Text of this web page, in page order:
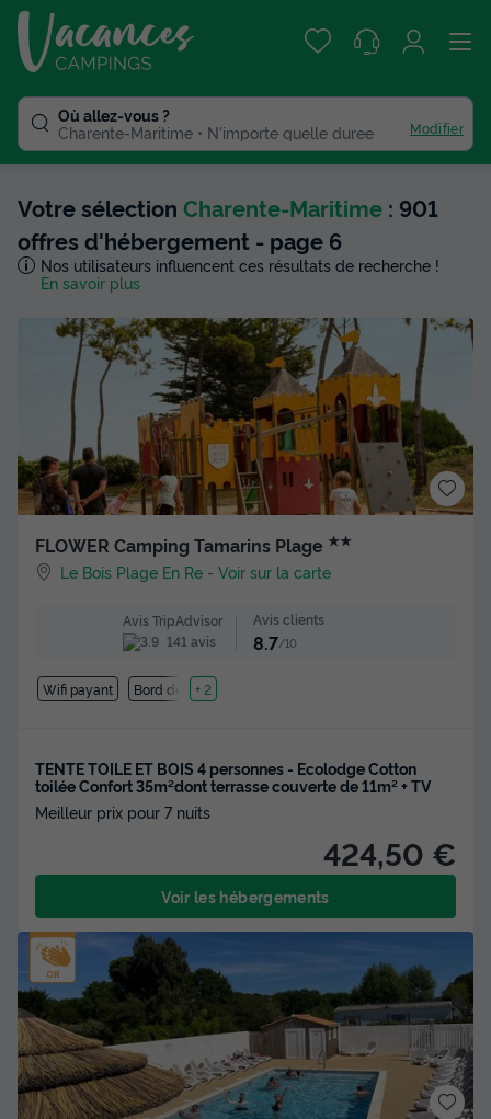
Où allez-vous ?
Charente-Maritime
N'importe quelle duree Modifier
Votre sélection Charente-Maritime : 901
offres d'hébergement - page 6
Nos utilisateurs influencent ces résultats de recherche !
En savoir plus
FLOWER Camping Tamarins Plage ★★
Le Bois Plage En Re -Voir sur la carte
Avis TripAdvisor
141 avis
Avis clients
8.7/10
Wifi payant Bord de mer
+ 2
TENTE TOILE ET BOIS 4 personnes - Ecolodge Cotton
toilée Confort 35m²dont terrasse couverte de 11m² + TV
Meilleur prix pour 7 nuits
424,50 €
Voir les hébergements